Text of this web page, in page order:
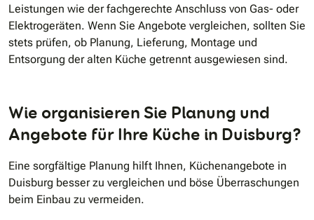
Leistungen wie der fachgerechte Anschluss von Gas- oder
Elektrogeräten. Wenn Sie Angebote vergleichen, sollten Sie
stets prüfen, ob Planung, Lieferung, Montage und
Entsorgung der alten Küche getrennt ausgewiesen sind.
Wie organisieren Sie Planung und
Angebote für Ihre Küche in Duisburg?
Eine sorgfältige Planung hilft Ihnen, Küchenangebote in
Duisburg besser zu vergleichen und böse Überraschungen
beim Einbau zu vermeiden.